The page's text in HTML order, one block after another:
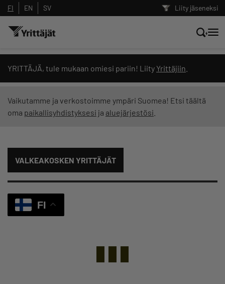
Liity jäseneksi
FI EN SV
YRITTÄJÄ, tule mukaan omiesi pariin! Liity Yrittäjiin
Vaikutamme ja verkostoimme ympäri Suomea! Etsi täältä
oma paikallisyhdistyksesi ja aluejärjestösi
VALKEAKOSKEN YRITTÄJÄT
FI
Hae sivustolta tai kysy suoraan
Yrittäjien tekoälyltä
Suodata hakutuloksia: näytä kaikki sisältö